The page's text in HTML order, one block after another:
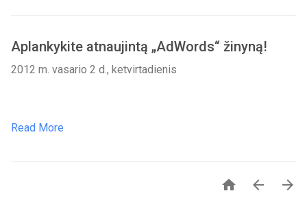
Aplankykite atnaujintą „AdWords“ žinyną!
2012 m. vasario 2 d., ketvirtadienis
Read More
  